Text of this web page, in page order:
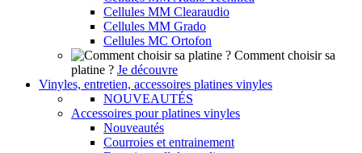
Cellules MM Clearaudio
Cellules MM Grado
Cellules MC Ortofon
Comment choisir sa
platine ? Je découvre
Vinyles, entretien, accessoires platines vinyles
NOUVEAUTÉS
Accessoires pour platines vinyles
Nouveautés
Courroies et entrainement